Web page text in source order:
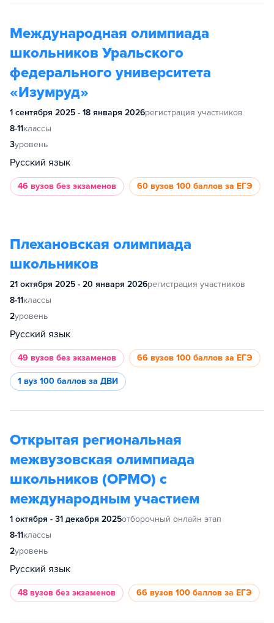
Международная олимпиада
школьников Уральского
федерального университета
«Изумруд»
1 сентября 2025 - 18 января 2026регистрация участников
8-11классы
3уровень
Русский язык
46 вузов без экзаменов 60 вузов 100 баллов за ЕГЭ
Плехановская олимпиада
школьников
21 октября 2025 - 20 января 2026регистрация участников
8-11классы
2уровень
Русский язык
49 вузов без экзаменов 66 вузов 100 баллов за ЕГЭ
1 вуз 100 баллов за ДВИ
Открытая региональная
межвузовская олимпиада
школьников (ОРМО) с
международным участием
1 октября - 31 декабря 2025отборочный онлайн этап
8-11классы
2уровень
Русский язык
48 вузов без экзаменов 66 вузов 100 баллов за ЕГЭ